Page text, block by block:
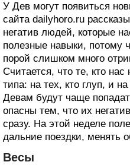
У Дев могут появиться
сайта dailyhoro.ru
негатив людей, которые
полезные навыки, потому
порой слишком много
Считается, что те, кто
типа: на тех, кто глуп, и
Девам будут чаще
опасны тем, что их
сразу. На этой неделе
дальние поездки, менять
Весы